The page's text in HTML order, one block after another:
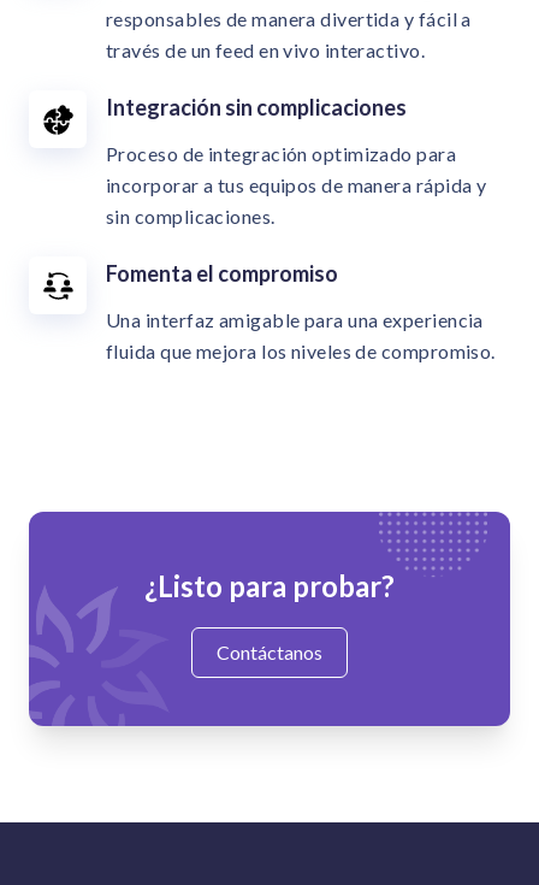
responsables de manera divertida y fácil a
través de un feed en vivo interactivo.
Integración sin complicaciones
Proceso de integración optimizado para
incorporar a tus equipos de manera rápida y
sin complicaciones.
Fomenta el compromiso
Una interfaz amigable para una experiencia
fluida que mejora los niveles de compromiso.
¿Listo para probar?
Contáctanos